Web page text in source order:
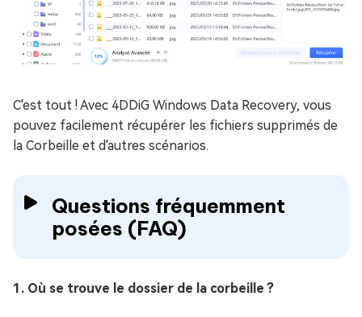
C'est tout ! Avec 4DDiG Windows Data Recovery, vous
pouvez facilement récupérer les fichiers supprimés de
la Corbeille et d'autres scénarios.
Questions fréquemment
posées (FAQ)
1. Où se trouve le dossier de la corbeille ?